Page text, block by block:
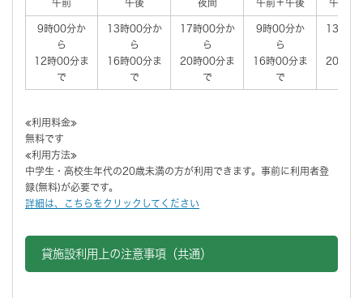
午前 午後 夜間 午前＋午後 午後＋
9時00分か
ら
12時00分ま
で
13時00分か
ら
16時00分ま
で
17時00分か
ら
20時00分ま
で
9時00分か
ら
16時00分ま
で
13時00
20時00
≪利用料金≫
無料です
≪利用方法≫
中学生・高校生年代の20歳未満の方が利用できます。事前に利用者登
録(無料)が必要です。
詳細は、こちらをクリックしてください
貸施設利用上の注意事項（共通）